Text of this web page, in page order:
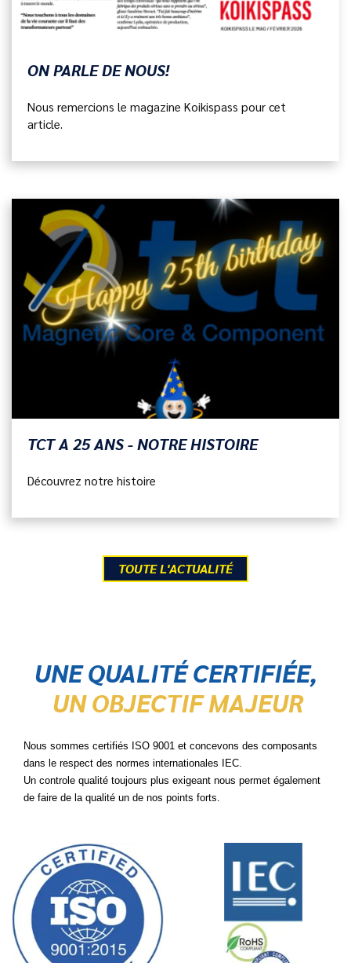
ON PARLE DE NOUS!
Nous remercions le magazine Koikispass pour cet
article.
TCT A 25 ANS - NOTRE HISTOIRE
Découvrez notre histoire
TOUTE L'ACTUALITÉ
UNE QUALITÉ CERTIFIÉE,
UN OBJECTIF MAJEUR
Nous sommes certifiés ISO 9001 et concevons des composants
dans le respect des normes internationales IEC.
Un controle qualité toujours plus exigeant nous permet également
de faire de la qualité un de nos points forts.